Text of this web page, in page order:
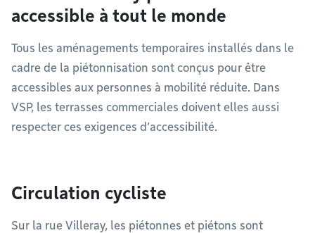
accessible à tout le monde
Tous les aménagements temporaires installés dans le
cadre de la piétonnisation sont conçus pour être
accessibles aux personnes à mobilité réduite. Dans
VSP, les terrasses commerciales doivent elles aussi
respecter ces exigences d’accessibilité.
Circulation cycliste
Sur la rue Villeray, les piétonnes et piétons sont